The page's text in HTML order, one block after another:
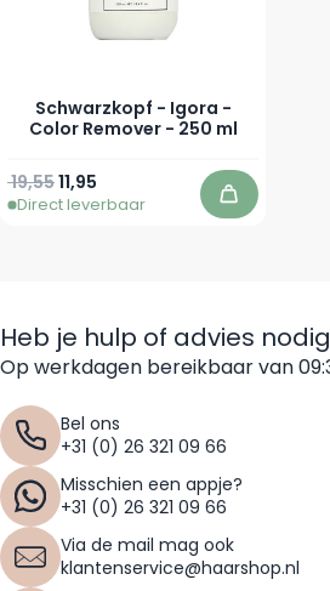
Schwarzkopf - Igora -
Color Remover - 250 ml
Speciale prijs
11,95
Normale prijs
19,55
Direct leverbaar In
Heb je hulp of advies
Op werkdagen bereikbaar van
Bel ons
+31 (0) 26 321 09 66
Misschien een appje?
+31 (0) 26 321 09 66
Via de mail mag ook
klantenservice@haarshop.nl